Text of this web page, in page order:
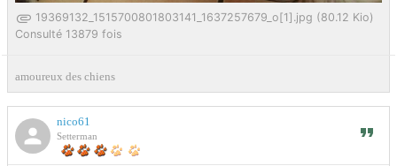
19369132_1515700801803141_1637257679_o[1].jpg (80.12 Kio)
Consulté 13879 fois
amoureux des chiens
nico61
Setterman